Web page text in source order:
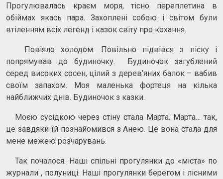
Прогулювалась краєм моря, тісно переплетина в
обіймах якась пара. Захоплені собою і світом були
втіленням всіх легенд і казок світу про кохання.
Повіяло холодом. Повільно підвівся з піску і
попрямував до будиночку. Будиночок загублений
серед високих сосен, цілий з дерев’яних балок – вабив
своїм запахом. Моя маленька фортеця на кілька
найближчих днів. Будиночок з казки.
Моєю сусідкою через стіну стала Марта. Марта… так,
це завдяки їй познайомився з Анею. Це вона стала для
мене межею розчарувань.
Так почалося. Наші спільні прогулянки до «міста» по
журнали , полуниці. Наші прогулянки берегом і лісними